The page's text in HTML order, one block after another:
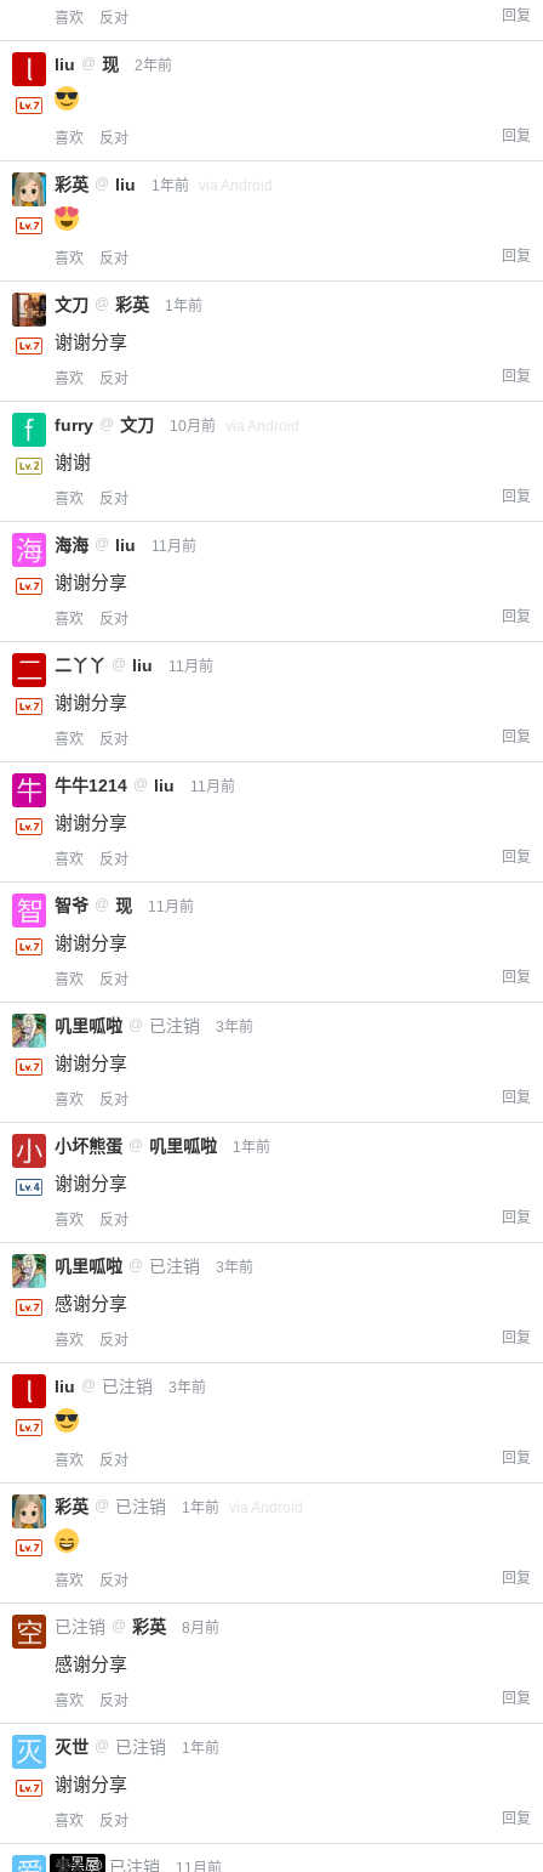
喜欢 反对 回复
liu @ 现 2年前
喜欢 反对 回复
彩英 @ liu 1年前 via Android
喜欢 反对 回复
文刀 @ 彩英 1年前
谢谢分享
喜欢 反对 回复
furry @ 文刀 10月前 via Android
谢谢
喜欢 反对 回复
海海 @ liu 11月前
谢谢分享
喜欢 反对 回复
二丫丫 @ liu 11月前
谢谢分享
喜欢 反对 回复
牛牛1214 @ liu 11月前
谢谢分享
喜欢 反对 回复
智爷 @ 现 11月前
谢谢分享
喜欢 反对 回复
叽里呱啦 @ 已注销 3年前
谢谢分享
喜欢 反对 回复
小坏熊蛋 @ 叽里呱啦 1年前
谢谢分享
喜欢 反对 回复
叽里呱啦 @ 已注销 3年前
感谢分享
喜欢 反对 回复
liu @ 已注销 3年前
喜欢 反对 回复
彩英 @ 已注销 1年前 via Android
喜欢 反对 回复
已注销 @ 彩英 8月前
感谢分享
喜欢 反对 回复
灭世 @ 已注销 1年前
谢谢分享
喜欢 反对 回复
小黑屋
爱X @ 已注销 11月前